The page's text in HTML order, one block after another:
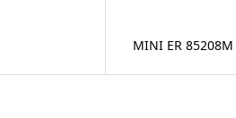
MINI ER 85208M